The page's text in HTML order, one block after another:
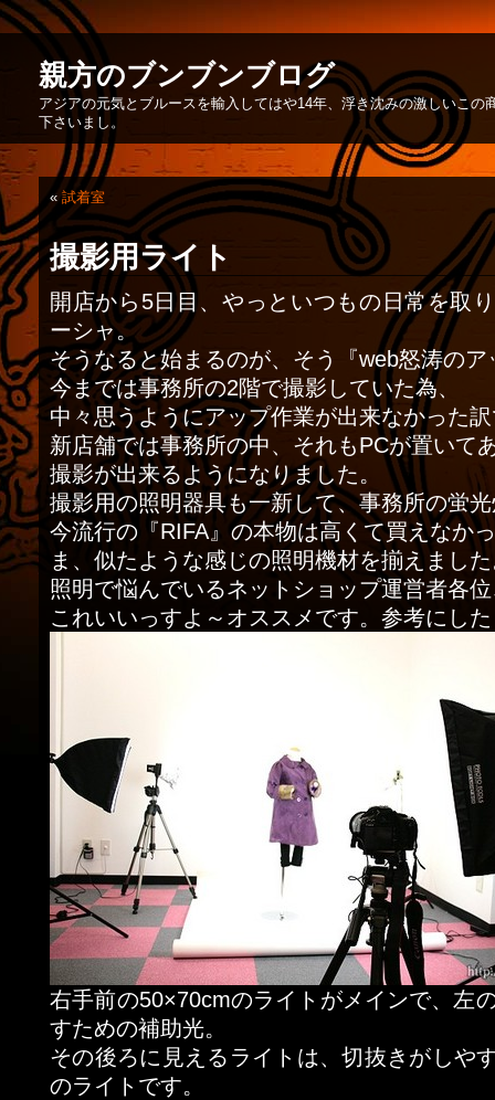
親方のブンブンブログ
アジアの元気とブルースを輸入してはや14年、浮き沈みの激しいこ
下さいまし。
«試着室
撮影用ライト
開店から5日目、やっといつもの日常を取
ーシャ。
そうなると始まるのが、そう『web怒涛の
今までは事務所の2階で撮影していた為、
中々思うようにアップ作業が出来なかった
新店舗では事務所の中、それもPCが置いて
撮影が出来るようになりました。
撮影用の照明器具も一新して、事務所の蛍
今流行の『RIFA』の本物は高くて買えなか
ま、似たような感じの照明機材を揃えまし
照明で悩んでいるネットショップ運営者各
これいいっすよ～オススメです。参考にし
右手前の50×70cmのライトがメインで、左
すための補助光。
その後ろに見えるライトは、切抜きがしや
のライトです。